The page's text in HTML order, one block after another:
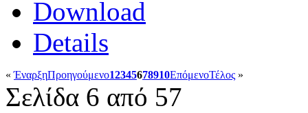
Download
Details
«ΈναρξηΠροηγούμενο12345678910ΕπόμενοΤέλος »
Σελίδα 6 από 57